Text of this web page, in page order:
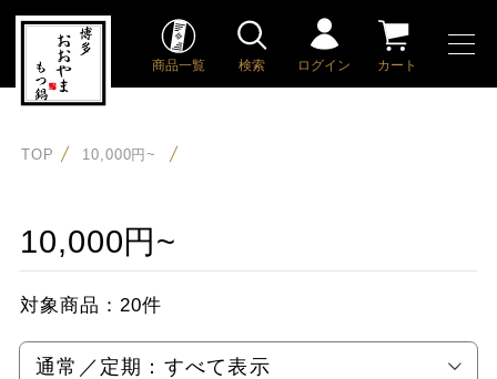
商品一覧 検索 ログイン カート
TOP 10,000円~
10,000円~
対象商品： 20件
通常／定期： すべて表示